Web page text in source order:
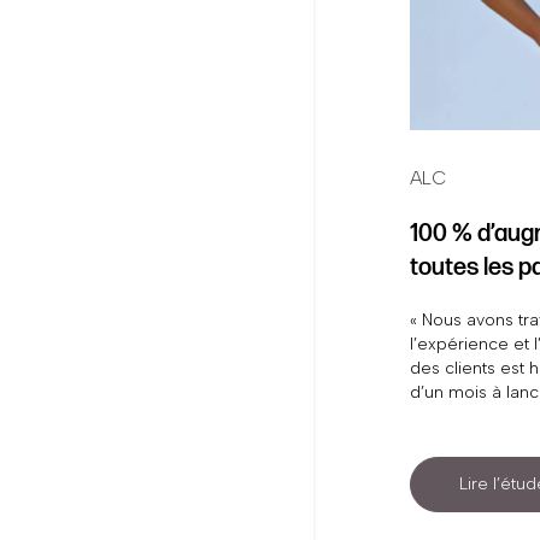
ALC
100 %
toutes les
« Nous avons
l’expérience et
des clients est
d’un mois à
Lire